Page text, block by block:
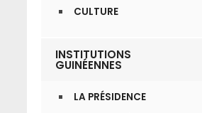
CULTURE
INSTITUTIONS
GUINÉENNES
LA PRÉSIDENCE